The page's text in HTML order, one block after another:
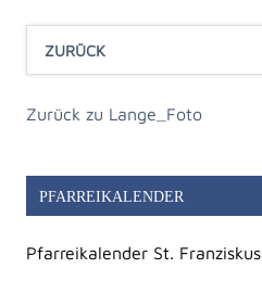
ZURÜCK
Zurück zu Lange_Foto
PFARREIKALENDER
Pfarreikalender St. Franziskus